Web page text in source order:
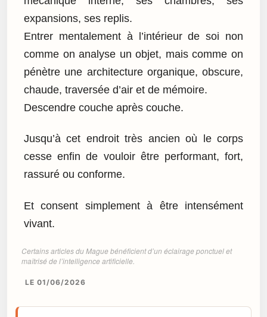
expansions, ses replis.
Entrer mentalement à l’intérieur de soi non
comme on analyse un objet, mais comme on
pénètre une architecture organique, obscure,
chaude, traversée d’air et de mémoire.
Descendre couche après couche.
Jusqu’à cet endroit très ancien où le corps
cesse enfin de vouloir être performant, fort,
rassuré ou conforme.
Et consent simplement à être intensément
vivant.
Certains articles du Mague bénéficient d’un éclairage ponctuel et
maîtrisé de l’intelligence artificielle.
LE 01/06/2026